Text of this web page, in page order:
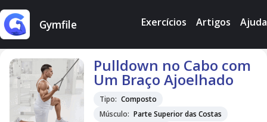
Gymfile Exercícios Artigos Ajuda
Pulldown no Cabo com
Um Braço Ajoelhado
Tipo: Composto
Músculo: Parte Superior das Costas